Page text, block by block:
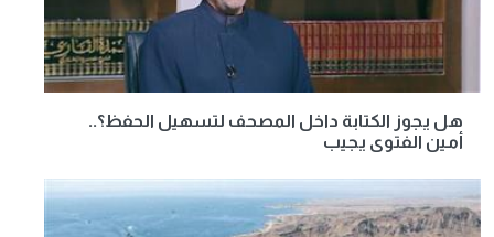
هل يجوز الكتابة داخل المصحف لتسهيل الحفظ؟..
أمين الفتوى يجيب